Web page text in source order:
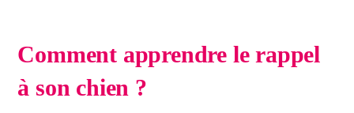
Comment apprendre le rappel
à son chien ?